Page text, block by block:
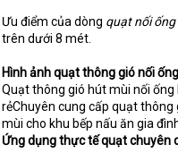
Ưu điểm của dòng quạt nối ống
trên dưới 8 mét.
Hình ảnh quạt thông gió nối ống
Quạt thông gió hút mùi nối ống
rẻChuyên cung cấp quạt
mùi cho khu bếp nấu ăn gia
Ứng dụng thực tế quạt chuyên